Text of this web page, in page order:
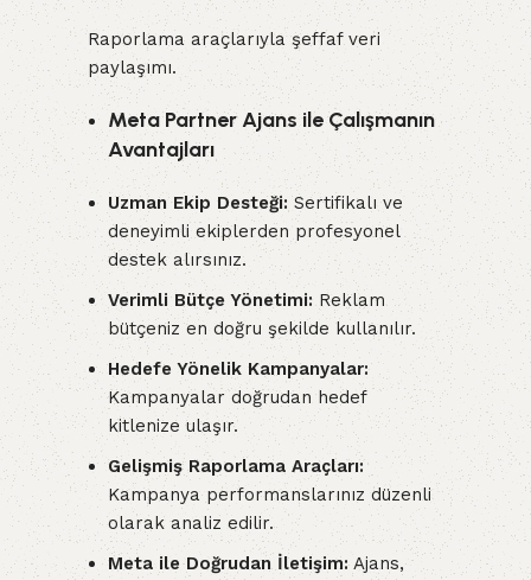
Raporlama araçlarıyla şeffaf veri
paylaşımı.
Meta Partner Ajans ile Çalışmanın
Avantajları
Uzman Ekip Desteği: Sertifikalı ve
deneyimli ekiplerden profesyonel
destek alırsınız.
Verimli Bütçe Yönetimi:Reklam
bütçeniz en doğru şekilde kullanılır.
Hedefe Yönelik Kampanyalar:
Kampanyalar doğrudan hedef
kitlenize ulaşır.
Gelişmiş Raporlama Araçları:
Kampanya performanslarınız düzenli
olarak analiz edilir.
Meta ile Doğrudan İletişim:Ajans,